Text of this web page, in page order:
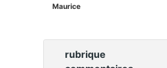
Maurice
rubrique